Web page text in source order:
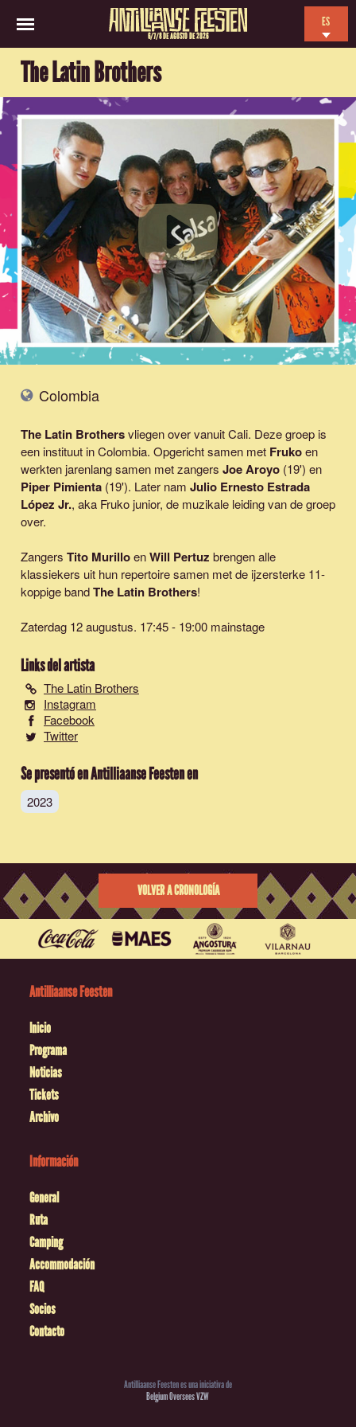
6/7/8 DE AGOSTO DE 2026
ES
FR
The Latin Brothers
Colombia
The Latin Brothersvliegen over vanuit Cali. Deze groep is
een instituut in Colombia. Opgericht samen met Frukoen
werkten jarenlang samen met zangers Joe Aroyo (19') en
Piper Pimienta (19'). Later nam Julio Ernesto Estrada
López Jr., aka Fruko junior, de muzikale leiding van de groep
over.
Zangers Tito MurilloenWill Pertuz brengen alle
klassiekers uit hun repertoire samen met de ijzersterke 11-
koppige bandThe Latin Brothers!
Zaterdag 12 augustus. 17:45 - 19:00 mainstage
Links del artista
The Latin Brothers
Instagram
Facebook
Twitter
Se presentó en Antilliaanse Feesten en
2023
VOLVER A CRONOLOGÍA
Antilliaanse Feesten
Inicio
Programa
Noticias
Tickets
Archivo
Información
General
Ruta
Camping
Accommodación
FAQ
Socios
Contacto
Antilliaanse Feesten es una iniciativa de
Belgium Oversees VZW